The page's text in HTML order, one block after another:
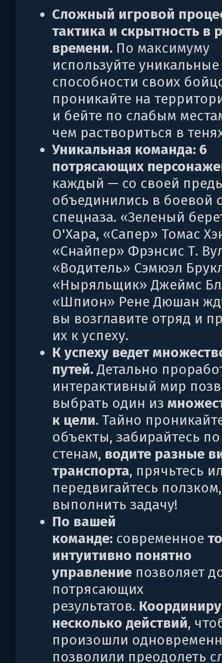
Сложный игровой
тактика и скрытность в
времени. По максимуму
используйте уникальные
способности своих
проникайте на
и бейте по слабым
чем раствориться в
Уникальная команда: 6
потрясающих
каждый — со своей
объединились в боевой
спецназа. «Зеленый
О'Хара, «Сапер» Томас
«Снайпер» Фрэнсис Т.
«Водитель» Сэмюэл
«Ныряльщик» Джеймс
«Шпион» Рене Дюшан
вы возглавите отряд и
их к успеху.
К успеху ведет
путей. Детально
интерактивный мир
выбрать один из
к цели. Тайно
объекты, забирайтесь по
стенам, водите разные
транспорта, прячьтесь
передвигайтесь
выполнить задачу!
По вашей
команде: современное
интуитивно понятно
управление позволяет
потрясающих
результатов.
несколько действий,
произошли
позволили преодолеть